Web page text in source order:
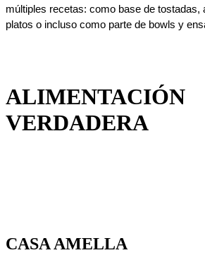
múltiples recetas: como base de tostadas,
platos o incluso como parte de bowls y
ALIMENTACIÓN
VERDADERA
CASA AMELLA